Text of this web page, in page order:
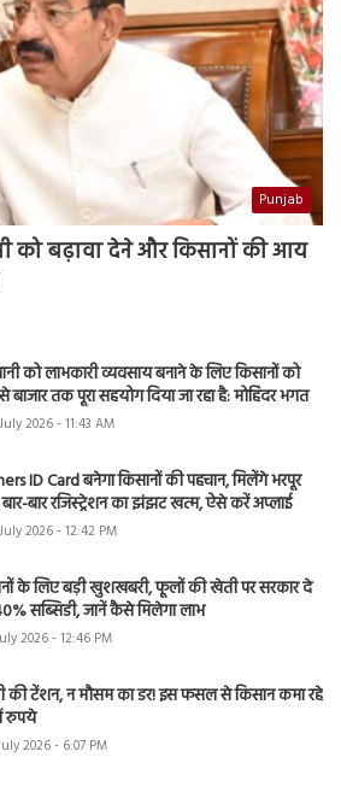
Punjab
को बढ़ावा देने और किसानों की आय
को लाभकारी व्यवसाय बनाने के लिए किसानों को
बाजार तक पूरा सहयोग दिया जा रहा है: मोहिंदर भगत
2026 - 11:43 AM
ID Card बनेगा किसानों की पहचान, मिलेंगे भरपूर
बार रजिस्ट्रेशन का झंझट खत्म, ऐसे करें अप्लाई
2026 - 12:42 PM
के लिए बड़ी खुशखबरी, फूलों की खेती पर सरकार दे
सब्सिडी, जानें कैसे मिलेगा लाभ
2026 - 12:46 PM
की टेंशन, न मौसम का डर! इस फसल से किसान कमा रहे
रुपये
2026 - 6:07 PM